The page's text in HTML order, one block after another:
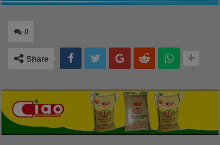
0
Share